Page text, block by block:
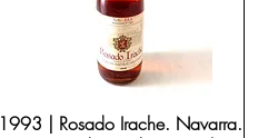
1993 | Rosado Irache. Navarra.